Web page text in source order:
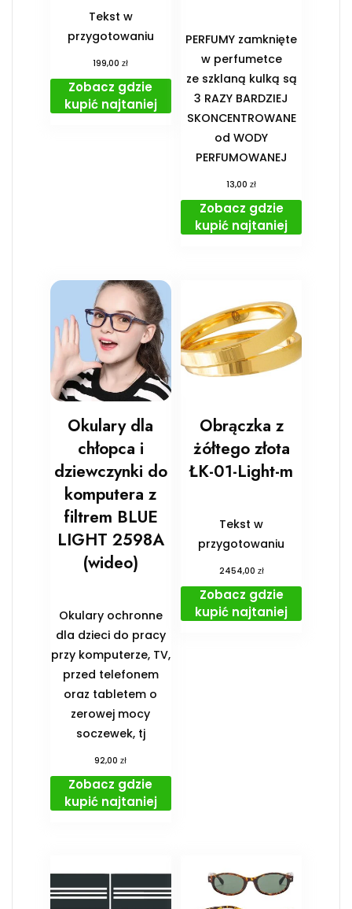
Tekst w
przygotowaniu
199,00zł
Zobacz gdzie
kupić najtaniej
PERFUMY zamknięte
w perfumetce
ze szklaną kulką są
3 RAZY BARDZIEJ
SKONCENTROWANE
od WODY
PERFUMOWANEJ
13,00zł
Zobacz gdzie
kupić najtaniej
Okulary dla
chłopca i
dziewczynki do
komputera z
filtrem BLUE
LIGHT 2598A
(wideo)
Okulary ochronne
dla dzieci do pracy
przy komputerze, TV,
przed telefonem
oraz tabletem o
zerowej mocy
soczewek, tj
92,00zł
Zobacz gdzie
kupić najtaniej
Obrączka z
żółtego złota
ŁK-01-Light-m
Tekst w
przygotowaniu
2454,00 zł
Zobacz gdzie
kupić najtaniej